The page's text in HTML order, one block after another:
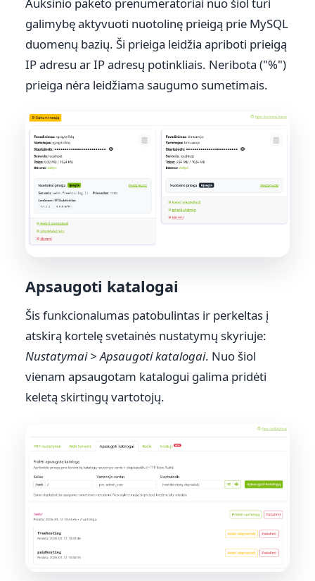
galimybę aktyvuoti nuotolinę prieigą prie MySQL
duomenų bazių. Ši prieiga leidžia apriboti prieigą
IP adresu ar IP adresų potinkliais. Neribota ("%")
prieiga nėra leidžiama saugumo sumetimais.
Apsaugoti katalogai
Šis funkcionalumas patobulintas ir perkeltas į
atskirą kortelę svetainės nustatymų skyriuje:
Nustatymai > Apsaugoti katalogai. Nuo šiol
vienam apsaugotam katalogui galima pridėti
keletą skirtingų vartotojų.